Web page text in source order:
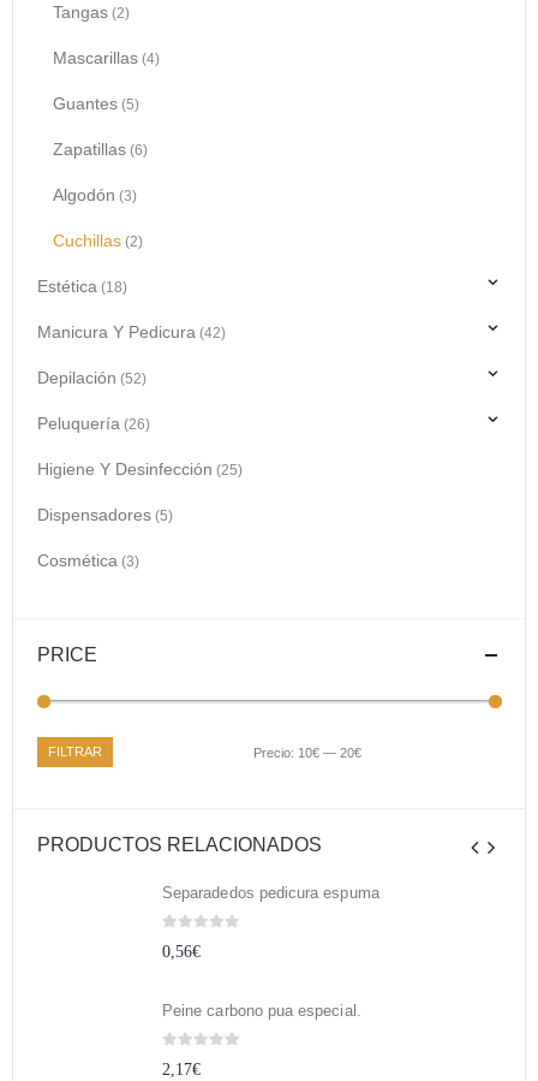
Tangas (2)
Mascarillas (4)
Guantes (5)
Zapatillas (6)
Algodón (3)
Cuchillas (2)
Estética (18)
Manicura Y Pedicura (42)
Depilación (52)
Peluquería (26)
Higiene Y Desinfección (25)
Dispensadores (5)
Cosmética (3)
PRICE
FILTRAR Precio: 10€— 20€
PRODUCTOS RELACIONADOS
Separadedos pedicura espuma
0,56€
Peine carbono pua especial.
2,17€